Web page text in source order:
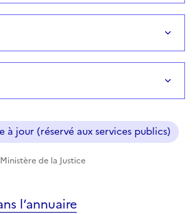
à jour (réservé aux services publics)
de la Justice
l’annuaire